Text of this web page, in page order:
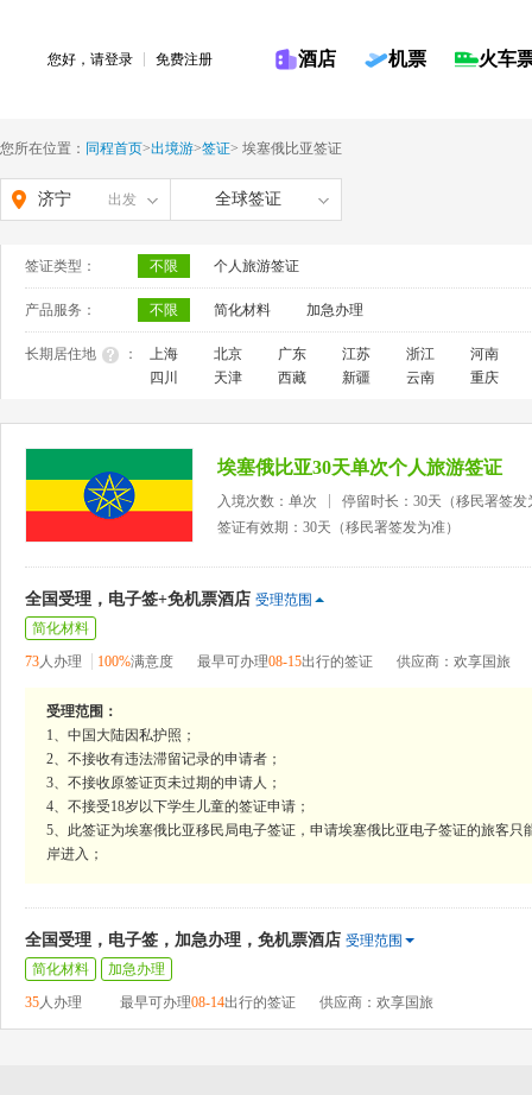
您好，请登录 免费注册 酒店 机票 火车
您所在位置： 同程首页>出境游>签证> 埃塞俄比亚签证
济宁 出发 全球签证
签证类型： 不限 个人旅游签证
产品服务： 不限 简化材料 加急办理
长期居住地 ： 上海 北京 广东 江苏 浙江
河南
四川
天津 西藏 新疆 云南 重庆
埃塞俄比亚30天单次个人旅游签证
入境次数：单次
停留时长：30天（移民署签发
签证有效期：30天（移民署签发为准）
全国受理，电子签+免机票酒店 受理范围
简化材料
73人办理 100%满意度 最早可办理08-15出行的签证 供应商：欢享国旅
受理范围：
1、中国大陆因私护照；
2、不接收有违法滞留记录的申请者；
3、不接收原签证页未过期的申请人；
4、不接受18岁以下学生儿童的签证申请；
5、此签证为埃塞俄比亚移民局电子签证，申请埃塞俄比亚电子签证的旅客
岸进入；
全国受理，电子签，加急办理，免机票酒店 受理范围
简化材料
加急办理
35人办理 最早可办理08-14出行的签证 供应商：欢享国旅